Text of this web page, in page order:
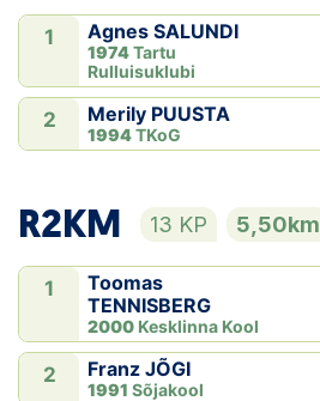
1 Agnes SALUNDI
1974Tartu
Rulluisuklubi
2 Merily PUUSTA
1994TKoG
R2KM 13 KP 5,50km
1
Toomas
TENNISBERG
2000 Kesklinna Kool
2 Franz JÕGI
1991 Sõjakool